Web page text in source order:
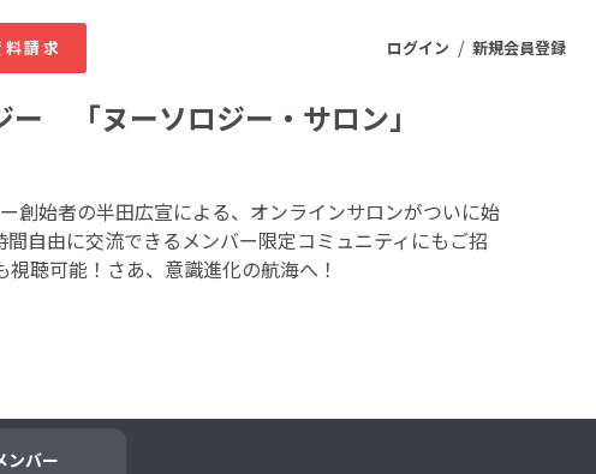
ログイン / 新規会員登録
料請求
ミュニティ
ルスケア
「ヌーソロジー・サロン」
者の半田広宣による、オンラインサロンがついに始
自由に交流できるメンバー限定コミュニティにもご招
聴可能！さあ、意識進化の航海へ！
ンバー